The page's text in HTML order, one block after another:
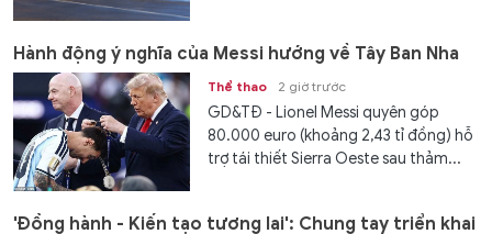
Hành động ý nghĩa của Messi hướng về Tây Ban Nha
Thể thao 2 giờ trước
GD&TĐ - Lionel Messi quyên góp
80.000 euro (khoảng 2,43 tỉ đồng) hỗ
trợ tái thiết Sierra Oeste sau thảm...
'Đồng hành - Kiến tạo tương lai': Chung tay triển khai